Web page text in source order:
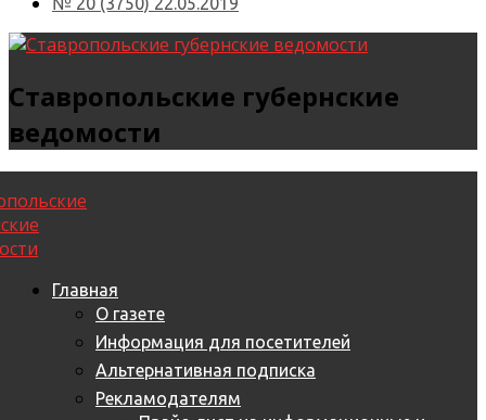
Ставропольские губернские
ведомости
Главная
О газете
Информация для посетителей
Альтернативная подписка
Рекламодателям